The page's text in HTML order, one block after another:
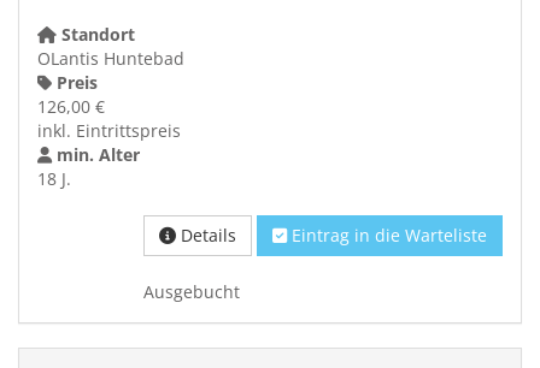
Standort
OLantis Huntebad
Preis
126,00 €
inkl. Eintrittspreis
min. Alter
18 J.
Details Eintrag in die Warteliste
Ausgebucht